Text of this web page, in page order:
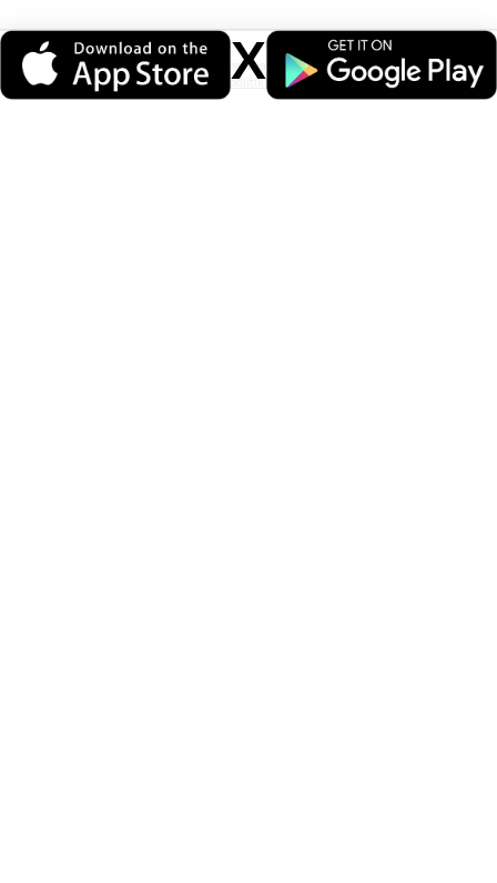
X
Veri politikasındaki amaçlarla sınırlı ve mevzuata uygun şekilde çerez
konumlandırmaktayız. Detaylar içinveri politikamızıinceleyebilirsiniz.